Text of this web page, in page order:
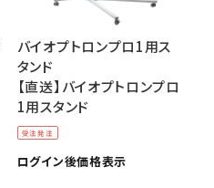
受注発注
バイオプトロンプロ1用ス
タンド
【直送】バイオプトロンプロ
1用スタンド
ログイン後価格表示